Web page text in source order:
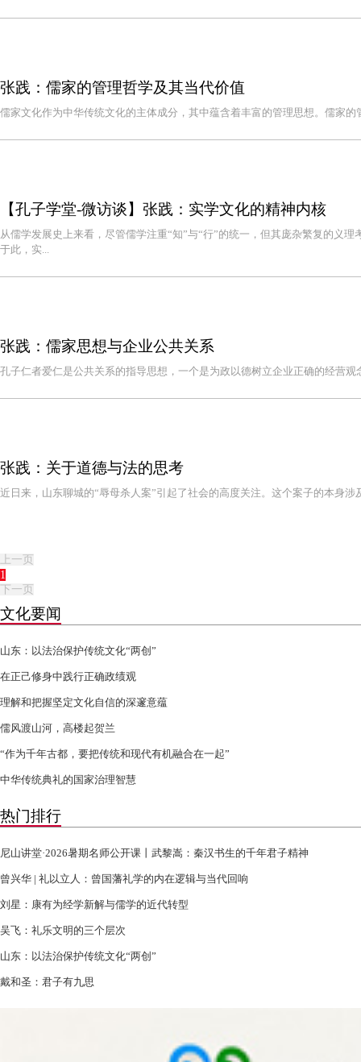
张践：儒家的管理哲学及其当代价值
儒家文化作为中华传统文化的主体成分，其中蕴含着丰富的管理思想。儒家
【孔子学堂-微访谈】张践：实学文化的精神内核
从儒学发展史上来看，尽管儒学注重“知”与“行”的统一，但其庞杂繁复的义
于此，实...
张践：儒家思想与企业公共关系
孔子仁者爱仁是公共关系的指导思想，一个是为政以德树立企业正确的经营
张践：关于道德与法的思考
近日来，山东聊城的“辱母杀人案”引起了社会的高度关注。这个案子的本身
上一页
1
下一页
文化要闻
山东：以法治保护传统文化“两创”
在正己修身中践行正确政绩观
理解和把握坚定文化自信的深邃意蕴
儒风渡山河，高楼起贺兰
“作为千年古都，要把传统和现代有机融合在一起”
中华传统典礼的国家治理智慧
热门排行
尼山讲堂·2026暑期名师公开课丨武黎嵩：秦汉书生的千年君子精神
曾兴华 | 礼以立人：曾国藩礼学的内在逻辑与当代回响
刘星：康有为经学新解与儒学的近代转型
吴飞：礼乐文明的三个层次
山东：以法治保护传统文化“两创”
戴和圣：君子有九思